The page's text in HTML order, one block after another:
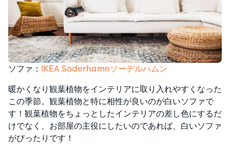
ソファ： IKEA Soderhamnソーデルハムン
暖かくなり観葉植物をインテリアに取り入れやすくなった
この季節。観葉植物と特に相性が良いのが白いソファで
す！観葉植物をちょっとしたインテリアの差し色にするだ
けでなく、お部屋の主役にしたいのであれば、白いソファ
がぴったりです！